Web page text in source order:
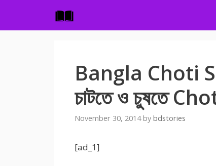
content
Bangla Choti
চাটতে ও চুষতে
November 30, 2014 by bdstories
[ad_1]